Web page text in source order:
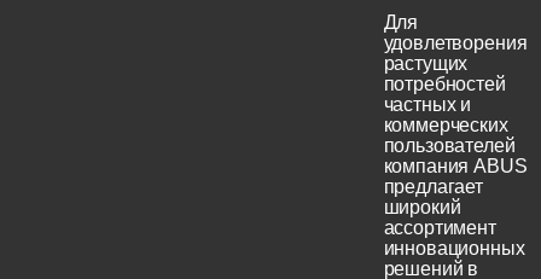
Для
удовлетворения
растущих
потребностей
частных и
коммерческих
пользователей
компания ABUS
предлагает
широкий
ассортимент
инновационных
решений в